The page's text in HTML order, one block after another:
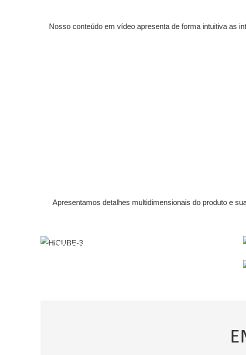
Nosso conteúdo em vídeo apresenta de forma intuitiva as
Apresentamos detalhes multidimensionais do produto e
Painel Solar Bifacial 3*450W